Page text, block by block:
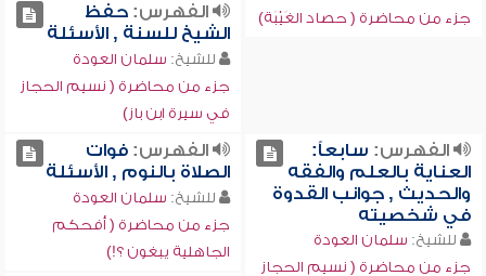
جزء من محاضرة ( حصاد الغَيْبَة)
الفهرس:حفظ
الشيخ للسنة , الأسئلة
للشيخ: سلمان العودة
جزء من محاضرة ( نسيم الحجاز
في سيرة ابن باز)
الفهرس: سابعاً:
العناية بالعلم والفقه
والحديث , جوانب القدوة
في شخصيته
للشيخ: سلمان العودة
جزء من محاضرة ( نسيم الحجاز
الفهرس:فوات
الصلاة بالنوم , الأسئلة
للشيخ: سلمان العودة
جزء من محاضرة ( أفحكم
الجاهلية يبغون ؟!)